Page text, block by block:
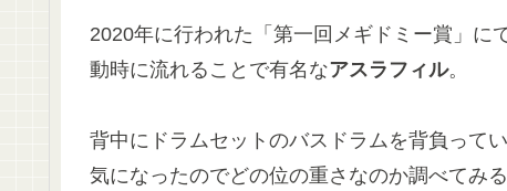
2020年に行われた「第一回メギドミー賞」に
動時に流れることで有名なアスラフィル。
背中にドラムセットのバスドラムを背負って
気になったのでどの位の重さなのか調べてみ